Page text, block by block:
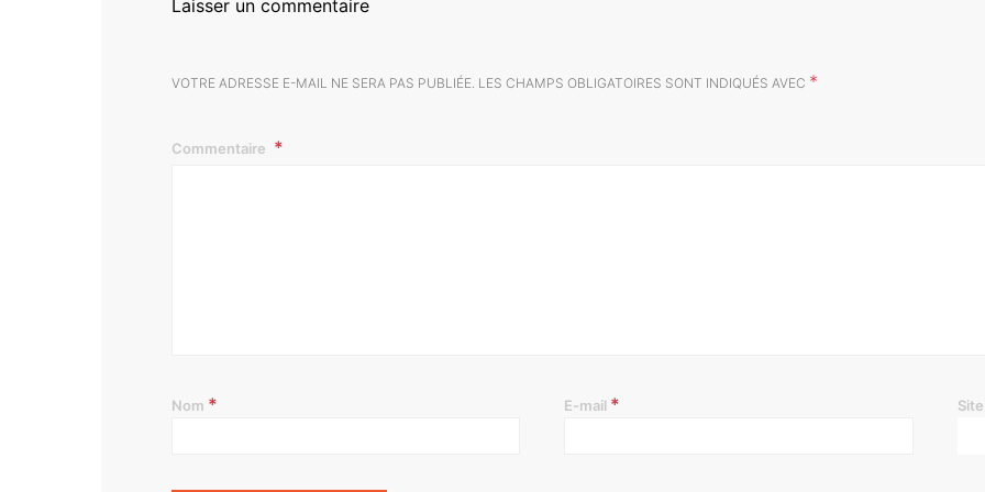
Laisser un commentaire
VOTRE ADRESSE E-MAIL NE SERA PAS PUBLIÉE. LES CHAMPS OBLIGATOIRES SONT INDIQUÉS AVEC *
Commentaire
Nom * E-mail *